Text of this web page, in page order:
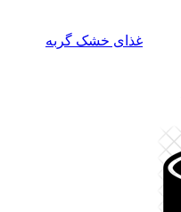
غذای خشک گربه